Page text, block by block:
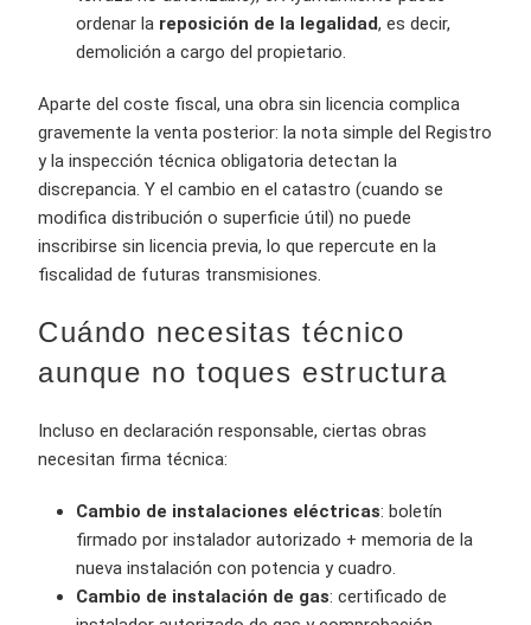
ordenar la reposición de la legalidad, es decir,
demolición a cargo del propietario.
Aparte del coste fiscal, una obra sin licencia complica
gravemente la venta posterior: la nota simple del Registro
y la inspección técnica obligatoria detectan la
discrepancia. Y el cambio en el catastro (cuando se
modifica distribución o superficie útil) no puede
inscribirse sin licencia previa, lo que repercute en la
fiscalidad de futuras transmisiones.
Cuándo necesitas técnico
aunque no toques estructura
Incluso en declaración responsable, ciertas obras
necesitan firma técnica:
Cambio de instalaciones eléctricas: boletín
firmado por instalador autorizado + memoria de la
nueva instalación con potencia y cuadro.
Cambio de instalación de gas: certificado de